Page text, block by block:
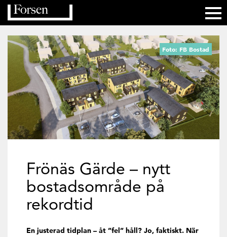
Foto: FB Bostad
Frönäs Gärde – nytt
bostadsområde på
rekordtid
En justerad tidplan – åt ”fel” håll? Jo, faktiskt. När